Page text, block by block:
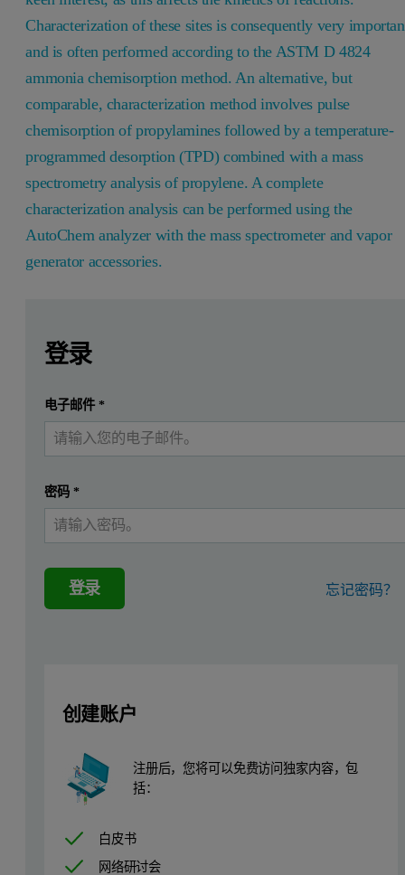
Characterization of these sites is consequently very
and is often performed according to the ASTM D 4824
ammonia chemisorption method. An alternative, but
comparable, characterization method involves pulse
chemisorption of propylamines followed by a temperature-
programmed desorption (TPD) combined with a mass
spectrometry analysis of propylene. A complete
characterization analysis can be performed using the
AutoChem analyzer with the mass spectrometer and vapor
generator accessories.
The Brønstead acidity of zeolites and other catalysts is of
提交 我已经有一个帐户
登录
电子邮件*
密码 *
登录 忘记密码？
创建账户
注册后，您将可以免费访问独家内容，包
括：
白皮书
网络研讨会